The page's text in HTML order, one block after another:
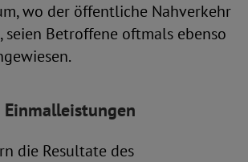
wo der öffentliche Nahverkehr
seien Betroffene oftmals ebenso
die Resultate des